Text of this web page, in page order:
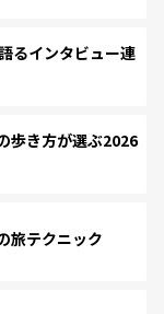
るインタビュー連
歩き方が選ぶ2026
旅テクニック